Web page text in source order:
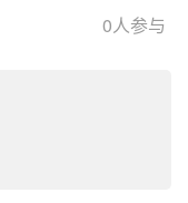
0人参与